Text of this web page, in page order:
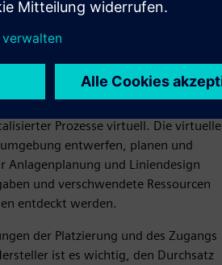
die Werkslogistik und den
Prozesse virtuell. Die virtuelle
entwerfen, planen und
Anlagenplanung und Liniendesign
und verschwendete Ressourcen
entdeckt werden.
der Platzierung und des Zugangs
ist es wichtig, den Durchsatz